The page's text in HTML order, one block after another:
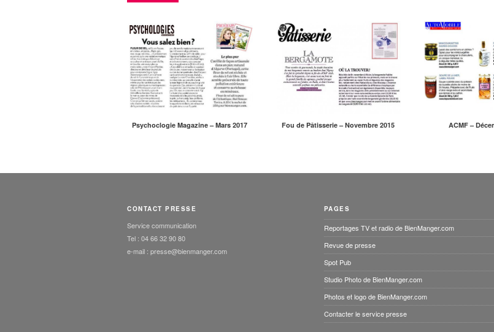
Psychoclogie Magazine – Mars 2017 Fou de Pâtisserie – Novembre 2015 ACMF –
CONTACT PRESSE
Service communication
Tel : 04 66 32 90 80
e-mail : presse@bienmanger.com
PAGES
Reportages TV et radio de BienManger.com
Revue de presse
Spot Pub
Studio Photo de BienManger.com
Photos et logo de BienManger.com
Contacter le service presse